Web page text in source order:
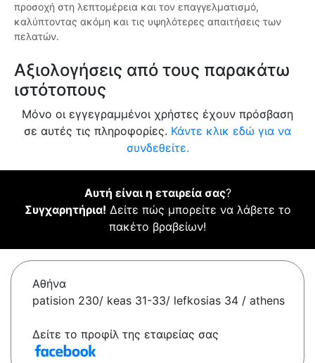
προσοχή στη λεπτομέρεια και τον επαγγελματισμό,
καλύπτοντας ακόμη και τις υψηλότερες απαιτήσεις των
πελατών.
Αξιολογήσεις από τους παρακάτω
ιστότοπους
Μόνο οι εγγεγραμμένοι χρήστες έχουν πρόσβαση
σε αυτές τις πληροφορίες. Κάντε κλικ εδώ για να
συνδεθείτε.
Αυτή είναι η εταιρεία σας?
Συγχαρητήρια! Δείτε πώς μπορείτε να λάβετε το
πακέτο βραβείων!
Αθήνα
patision 230/ keas 31-33/ lefkosias 34 / athens
Δείτε το προφίλ της εταιρείας σας